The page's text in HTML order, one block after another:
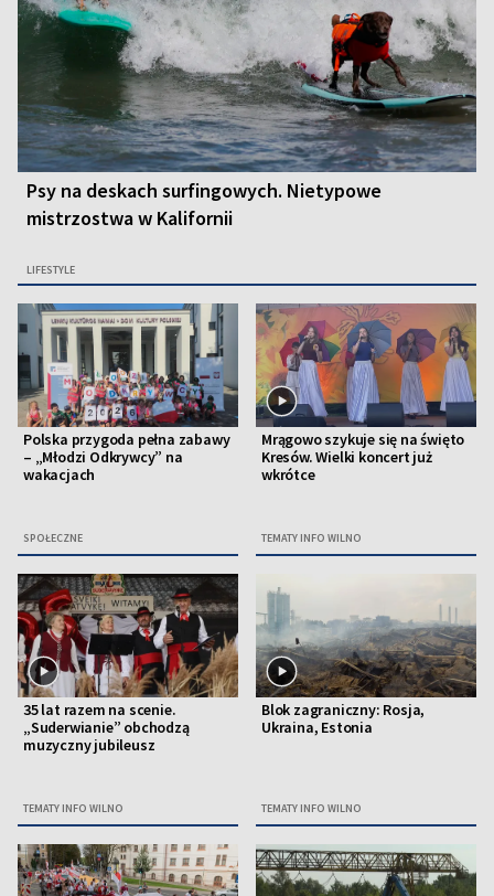
Psy na deskach surfingowych. Nietypowe
mistrzostwa w Kalifornii
LIFESTYLE
Polska przygoda pełna zabawy
– „Młodzi Odkrywcy” na
wakacjach
SPOŁECZNE
Mrągowo szykuje się na święto
Kresów. Wielki koncert już
wkrótce
TEMATY INFO WILNO
35 lat razem na scenie.
„Suderwianie” obchodzą
muzyczny jubileusz
TEMATY INFO WILNO
Blok zagraniczny: Rosja,
Ukraina, Estonia
TEMATY INFO WILNO